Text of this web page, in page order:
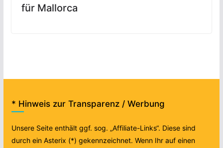
für Mallorca
* Hinweis zur Transparenz / Werbung
Unsere Seite enthält ggf. sog. „Affiliate-Links“. Diese sind
durch ein Asterix (*) gekennzeichnet. Wenn Ihr auf einen